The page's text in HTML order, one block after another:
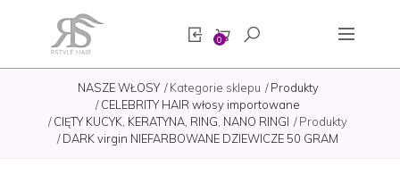
0
NASZE WŁOSY Kategorie sklepu
Produkty
CELEBRITY HAIR włosy importowane
CIĘTY KUCYK, KERATYNA, RING, NANO RINGI
Produkty
DARK virgin NIEFARBOWANE DZIEWICZE 50 GRAM